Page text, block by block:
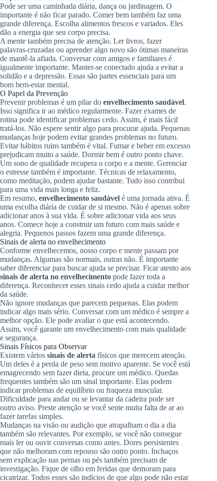
Pode ser uma caminhada diária, dança ou jardinagem. O
importante é não ficar parado. Comer bem também faz uma
grande diferença. Escolha alimentos frescos e variados. Eles
dão a energia que seu corpo precisa.
A mente também precisa de atenção. Ler livros, fazer
palavras-cruzadas ou aprender algo novo são ótimas maneiras
de mantê-la afiada. Conversar com amigos e familiares é
igualmente importante. Manter-se conectado ajuda a evitar a
solidão e a depressão. Essas são partes essenciais para um
bom bem-estar mental.
O Papel da Prevenção
Prevenir problemas é um pilar do envelhecimento saudável.
Isso significa ir ao médico regularmente. Fazer exames de
rotina pode identificar problemas cedo. Assim, é mais fácil
tratá-los. Não espere sentir algo para procurar ajuda. Pequenas
mudanças hoje podem evitar grandes problemas no futuro.
Evitar hábitos ruins também é vital. Fumar e beber em excesso
prejudicam muito a saúde. Dormir bem é outro ponto chave.
Um sono de qualidade recupera o corpo e a mente. Gerenciar
o estresse também é importante. Técnicas de relaxamento,
como meditação, podem ajudar bastante. Tudo isso contribui
para uma vida mais longa e feliz.
Em resumo, envelhecimento saudável é uma jornada ativa. É
uma escolha diária de cuidar de si mesmo. Não é apenas sobre
adicionar anos à sua vida. É sobre adicionar vida aos seus
anos. Comece hoje a construir um futuro com mais saúde e
alegria. Pequenos passos fazem uma grande diferença.
Sinais de alerta no envelhecimento
Conforme envelhecemos, nosso corpo e mente passam por
mudanças. Algumas são normais, outras não. É importante
saber diferenciar para buscar ajuda se precisar. Ficar atento aos
sinais de alerta no envelhecimento pode fazer toda a
diferença. Reconhecer esses sinais cedo ajuda a cuidar melhor
da saúde.
Não ignore mudanças que parecem pequenas. Elas podem
indicar algo mais sério. Conversar com um médico é sempre a
melhor opção. Ele pode avaliar o que está acontecendo.
Assim, você garante um envelhecimento com mais qualidade
e segurança.
Sinais Físicos para Observar
Existem vários sinais de alerta físicos que merecem atenção.
Um deles é a perda de peso sem motivo aparente. Se você está
emagrecendo sem fazer dieta, procure um médico. Quedas
frequentes também são um sinal importante. Elas podem
indicar problemas de equilíbrio ou fraqueza muscular.
Dificuldade para andar ou se levantar da cadeira pode ser
outro aviso. Preste atenção se você sente muita falta de ar ao
fazer tarefas simples.
Mudanças na visão ou audição que atrapalham o dia a dia
também são relevantes. Por exemplo, se você não consegue
mais ler ou ouvir conversas como antes. Dores persistentes
que não melhoram com repouso são outro ponto. Inchaços
sem explicação nas pernas ou pés também precisam de
investigação. Fique de olho em feridas que demoram para
cicatrizar. Todos esses são indícios de que algo pode não estar